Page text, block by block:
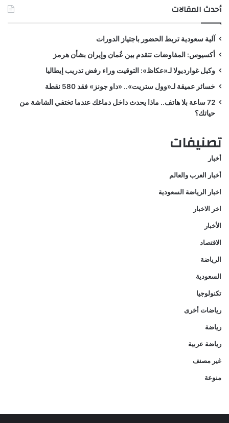
أحدث المقالات
آلية سعودية تربط الحضور باجتياز الدورات
أكسيوس: المفاوضات تتقدم بين عُمان وإيران بشأن هرمز
وكيل غوارديولا لـ«عكاظ»: التوقيت وراء رفض تدريب إيطاليا
خسائر عميقة لـ«وول ستريت».. «داو جونز» فقد 580 نقطة
72 ساعة بلا هاتف.. ماذا يحدث داخل دماغك عندما تختفي الشاشة من
حياتك؟
تصنيفات
أخبار
أخبار العرب والعالم
اخبار الرياضة السعودية
اخر الاخبار
الأخبار
الاقتصاد
الرياضة
السعودية
تكنولوجيا
رياضات أخرى
رياضة
رياضة عربية
غير مصنف
منوعة